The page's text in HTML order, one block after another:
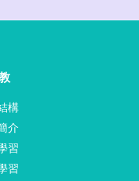
構
介
習
習